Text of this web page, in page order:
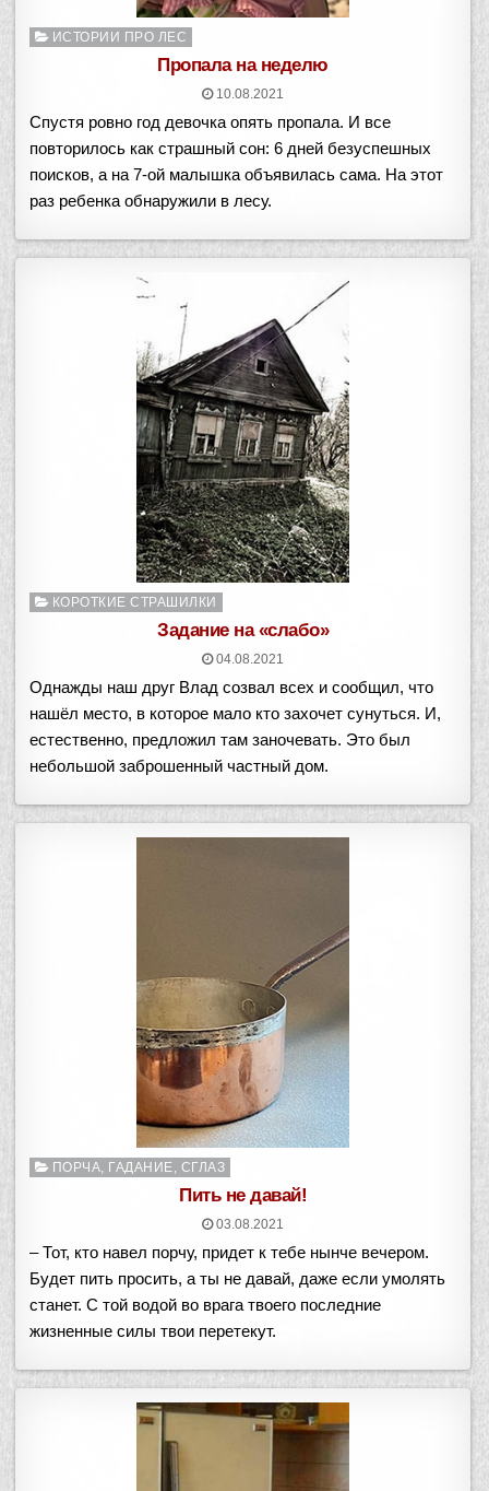
Опубликовано
ИСТОРИИ ПРО ЛЕС
Пропала на неделю
10.08.2021
Спустя ровно год девочка опять пропала. И все
повторилось как страшный сон: 6 дней безуспешных
поисков, а на 7-ой малышка объявилась сама. На этот
раз ребенка обнаружили в лесу.
Опубликовано
КОРОТКИЕ СТРАШИЛКИ
Задание на «слабо»
04.08.2021
Однажды наш друг Влад созвал всех и сообщил, что
нашёл место, в которое мало кто захочет сунуться. И,
естественно, предложил там заночевать. Это был
небольшой заброшенный частный дом.
Опубликовано
ПОРЧА, ГАДАНИЕ, СГЛАЗ
Пить не давай!
03.08.2021
– Тот, кто навел порчу, придет к тебе нынче вечером.
Будет пить просить, а ты не давай, даже если умолять
станет. С той водой во врага твоего последние
жизненные силы твои перетекут.